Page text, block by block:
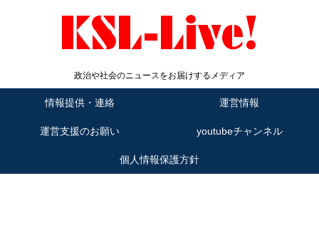
政治や社会のニュースをお届けするメディア
情報提供・連絡 運営情報
運営支援のお願い youtubeチャンネル
個人情報保護方針